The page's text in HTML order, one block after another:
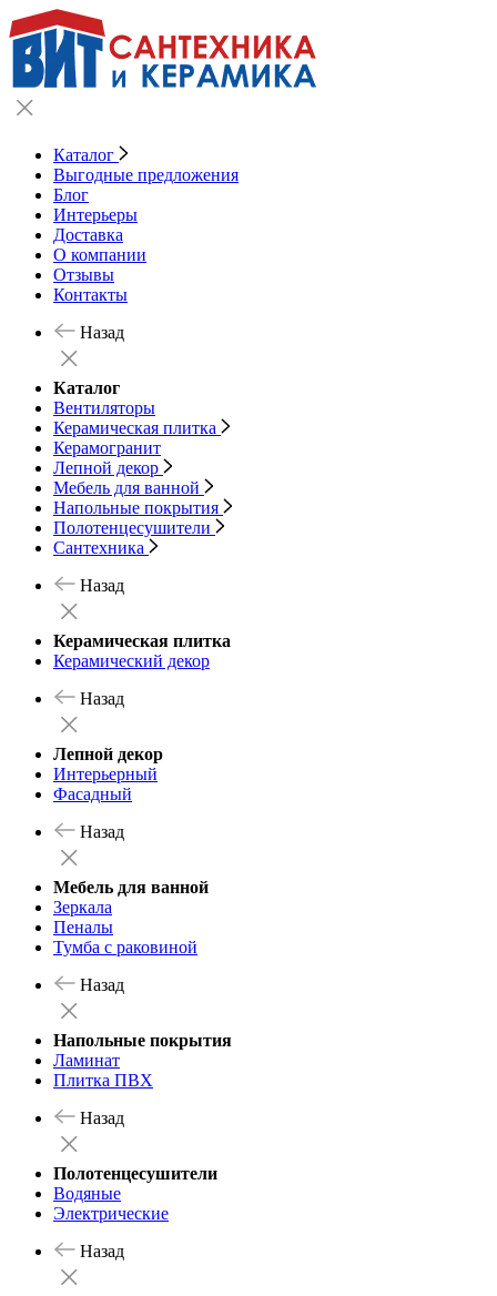
Каталог
Выгодные предложения
Блог
Интерьеры
Доставка
О компании
Отзывы
Контакты
Назад
Каталог
Вентиляторы
Керамическая плитка
Керамогранит
Лепной декор
Мебель для ванной
Напольные покрытия
Полотенцесушители
Сантехника
Назад
Керамическая плитка
Керамический декор
Назад
Лепной декор
Интерьерный
Фасадный
Назад
Мебель для ванной
Зеркала
Пеналы
Тумба с раковиной
Назад
Напольные покрытия
Ламинат
Плитка ПВХ
Назад
Полотенцесушители
Водяные
Электрические
Назад